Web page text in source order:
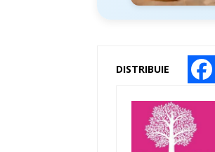
DISTRIBUIE